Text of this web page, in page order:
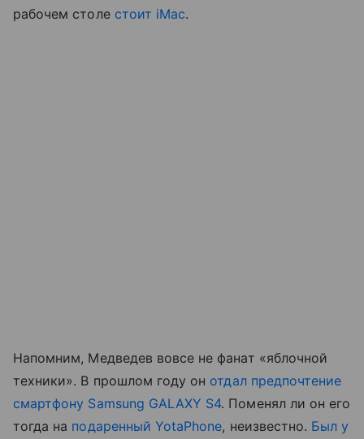
рабочем столе стоит iMac.
Напомним, Медведев вовсе не фанат «яблочной
техники». В прошлом году он отдал предпочтение
смартфону Samsung GALAXY S4. Поменял ли он его
тогда на подаренный YotaPhone, неизвестно. Был у